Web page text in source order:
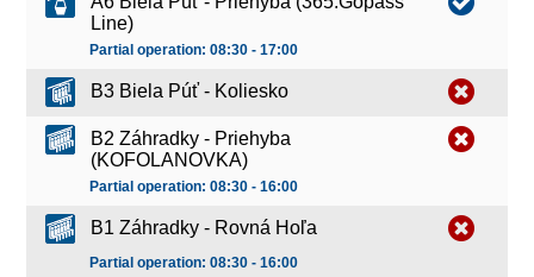
Line)
Partial operation: 08:30 - 17:00
B3 Biela Púť - Koliesko
B2 Záhradky - Priehyba
(KOFOLANOVKA)
Partial operation: 08:30 - 16:00
B1 Záhradky - Rovná Hoľa
Partial operation: 08:30 - 16:00